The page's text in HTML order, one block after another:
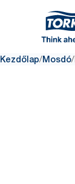
Kezdőlap/Mosdó/